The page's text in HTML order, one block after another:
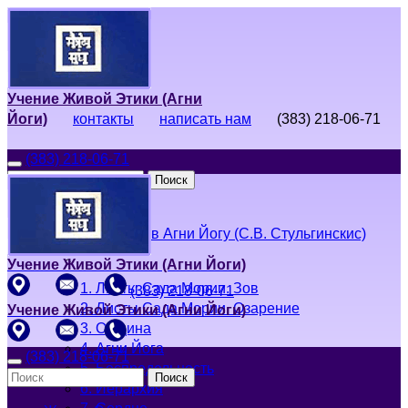
Учение Живой Этики (Агни
Йоги)
контакты написать нам (383) 218-06-71
(383) 218-06-71
Поиск
Живая Этика
Введение в Агни Йогу (С.В. Стульгинскис)
1. Листы Сада Мории. Зов
2. Листы Сада Мории. Озарение
3. Община
4. Агни Йога
5. Беспредельность
6. Иерархия
Учение Живой Этики (Агни Йоги)
(383) 218-06-71
Учение Живой Этики (Агни Йоги)
(383) 218-06-71
Поиск